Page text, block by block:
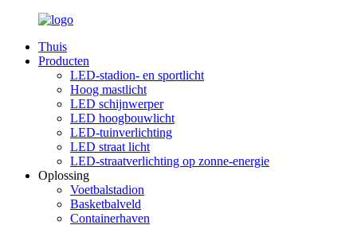
Thuis
Producten
LED-stadion- en sportlicht
Hoog mastlicht
LED schijnwerper
LED hoogbouwlicht
LED-tuinverlichting
LED straat licht
LED-straatverlichting op zonne-energie
Oplossing
Voetbalstadion
Basketbalveld
Containerhaven